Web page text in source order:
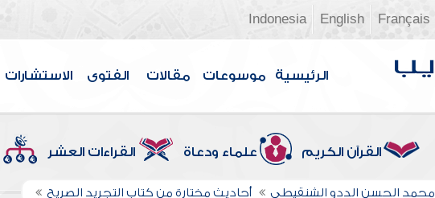
Français
English
Indonesia
الرئيسية موسوعات مقالات الفتوى الاستشارات
القرآن الكريم علماء ودعاة القراءات العشر
محمد الحسن الددو الشنقيطي أحاديث مختارة من كتاب التجريد الصريح